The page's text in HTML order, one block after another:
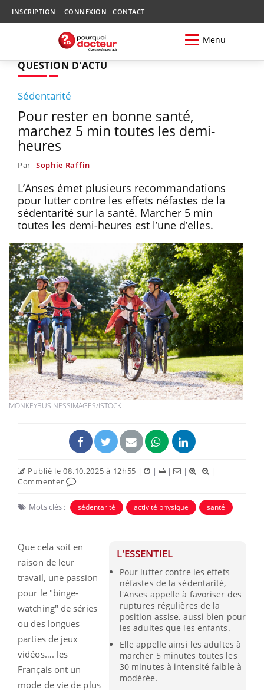
INSCRIPTION CONNEXION CONTACT
Menu
QUESTION D'ACTU
Sédentarité
Pour rester en bonne santé,
marchez 5 min toutes les demi-
heures
Par Sophie Raffin
L’Anses émet plusieurs recommandations
pour lutter contre les effets néfastes de la
sédentarité sur la santé. Marcher 5 min
toutes les demi-heures est l’une d’elles.
MONKEYBUSINESSIMAGES/ISTOCK
Publié le 08.10.2025 à 12h55 | | | |
|
Commenter
Mots clés : sédentarité activité physique santé
L'ESSENTIEL
Pour lutter contre les effets
néfastes de la sédentarité,
l'Anses appelle à favoriser des
ruptures régulières de la
position assise, aussi bien pour
les adultes que les enfants.
Elle appelle ainsi les adultes à
marcher 5 minutes toutes les
30 minutes à intensité faible à
modérée.
Que cela soit en
raison de leur
travail, une passion
pour le "binge-
watching" de séries
ou des longues
parties de jeux
vidéos…. les
Français ont un
mode de vie de plus